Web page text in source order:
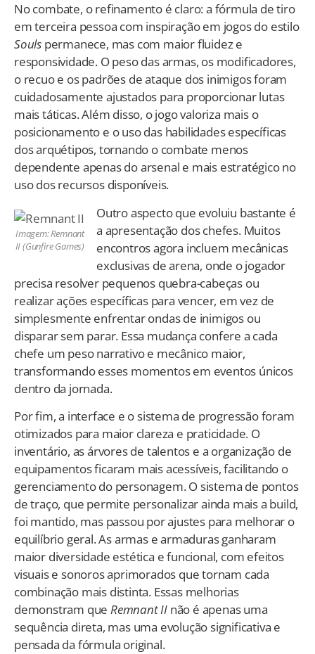
No combate, o refinamento é claro: a fórmula de tiro
em terceira pessoa com inspiração em jogos do estilo
Souls permanece, mas com maior fluidez e
responsividade. O peso das armas, os modificadores,
o recuo e os padrões de ataque dos inimigos foram
cuidadosamente ajustados para proporcionar lutas
mais táticas. Além disso, o jogo valoriza mais o
posicionamento e o uso das habilidades específicas
dos arquétipos, tornando o combate menos
dependente apenas do arsenal e mais estratégico no
uso dos recursos disponíveis.
Imagem: Remnant
II (Gunfire Games)
Outro aspecto que evoluiu bastante é
a apresentação dos chefes. Muitos
encontros agora incluem mecânicas
exclusivas de arena, onde o jogador
precisa resolver pequenos quebra-cabeças ou
realizar ações específicas para vencer, em vez de
simplesmente enfrentar ondas de inimigos ou
disparar sem parar. Essa mudança confere a cada
chefe um peso narrativo e mecânico maior,
transformando esses momentos em eventos únicos
dentro da jornada.
Por fim, a interface e o sistema de progressão foram
otimizados para maior clareza e praticidade. O
inventário, as árvores de talentos e a organização de
equipamentos ficaram mais acessíveis, facilitando o
gerenciamento do personagem. O sistema de pontos
de traço, que permite personalizar ainda mais a build,
foi mantido, mas passou por ajustes para melhorar o
equilíbrio geral. As armas e armaduras ganharam
maior diversidade estética e funcional, com efeitos
visuais e sonoros aprimorados que tornam cada
combinação mais distinta. Essas melhorias
demonstram queRemnant II não é apenas uma
sequência direta, mas uma evolução significativa e
pensada da fórmula original.